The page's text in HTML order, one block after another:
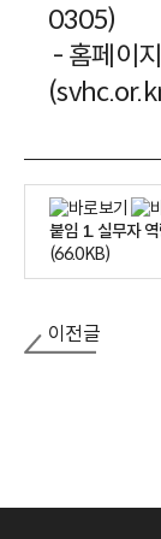
0305)
- 홈페이
붙임 1. 실무자
(66.0KB)
이전글